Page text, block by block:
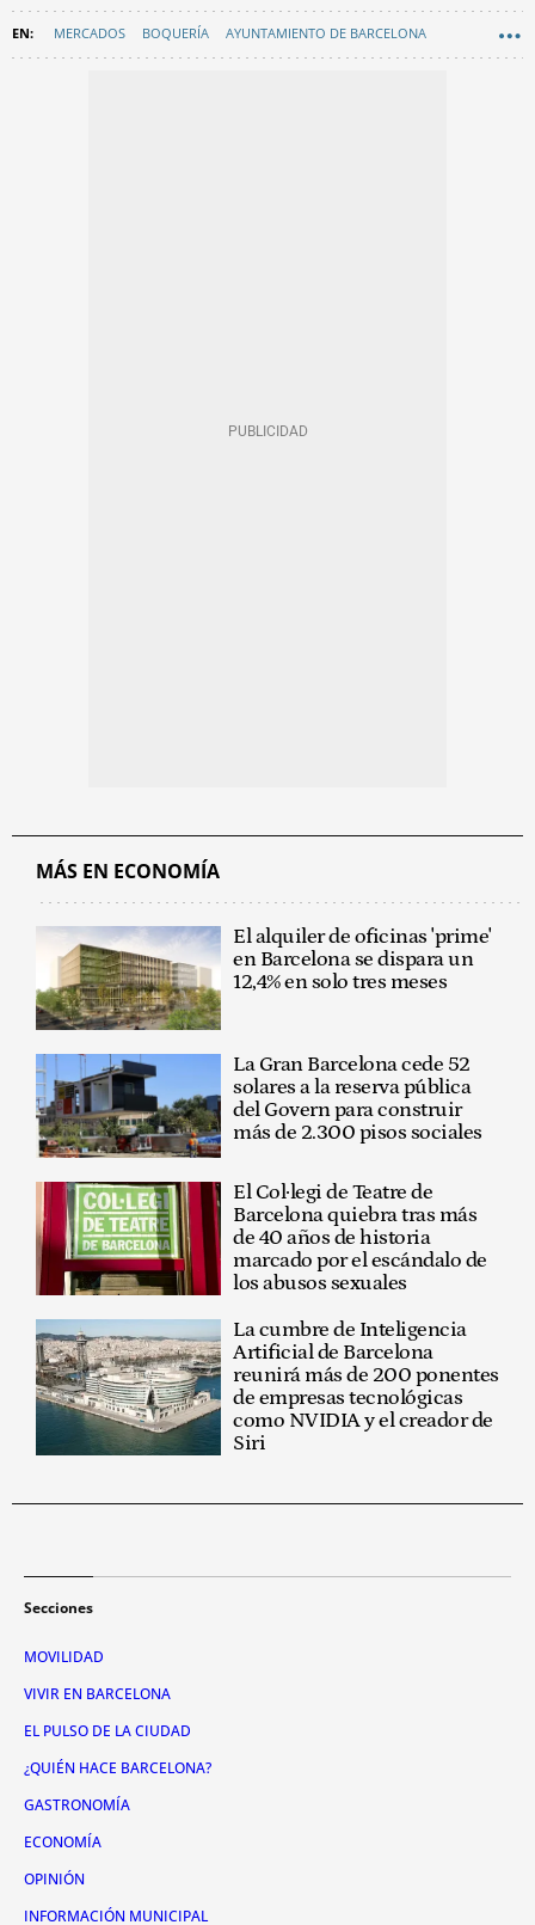
MERCADOS BOQUERÍA AYUNTAMIENTO DE BARCELONA
MÁS EN ECONOMÍA
El alquiler de oficinas 'prime'
en Barcelona se dispara un
12,4% en solo tres meses
La Gran Barcelona cede 52
solares a la reserva pública
del Govern para construir
más de 2.300 pisos sociales
El Col·legi de Teatre de
Barcelona quiebra tras más
de 40 años de historia
marcado por el escándalo de
los abusos sexuales
La cumbre de Inteligencia
Artificial de Barcelona
reunirá más de 200 ponentes
de empresas tecnológicas
como NVIDIA y el creador de
Siri
Secciones
MOVILIDAD
VIVIR EN BARCELONA
EL PULSO DE LA CIUDAD
¿QUIÉN HACE BARCELONA?
GASTRONOMÍA
ECONOMÍA
OPINIÓN
INFORMACIÓN MUNICIPAL